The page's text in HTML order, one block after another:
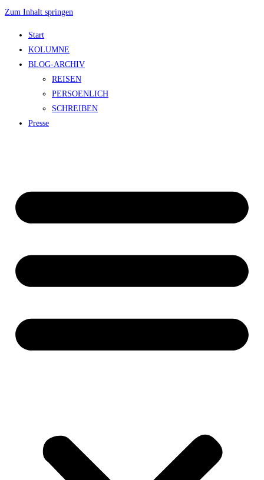
Zum Inhalt springen
Start
KOLUMNE
BLOG-ARCHIV
REISEN
PERSOENLICH
SCHREIBEN
Presse